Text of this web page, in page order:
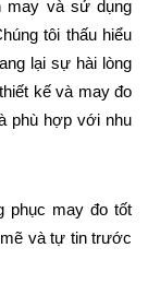
may và sử dụng
tôi thấu hiểu
lại sự hài lòng
kế và may đo
phù hợp với nhu
phục may đo tốt
và tự tin trước